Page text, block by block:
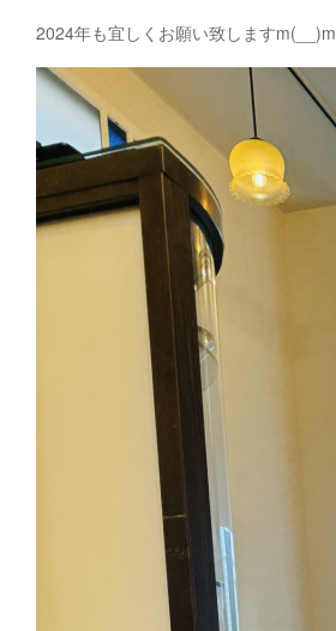
2024年も宜しくお願い致しますm(__)m